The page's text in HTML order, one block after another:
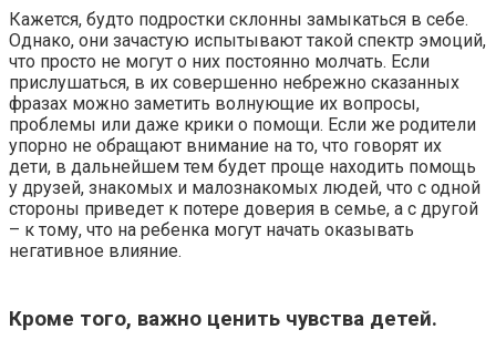
Кажется, будто подростки склонны замыкаться в себе.
Однако, они зачастую испытывают такой спектр эмоций,
что просто не могут о них постоянно молчать. Если
прислушаться, в их совершенно небрежно сказанных
фразах можно заметить волнующие их вопросы,
проблемы или даже крики о помощи. Если же родители
упорно не обращают внимание на то, что говорят их
дети, в дальнейшем тем будет проще находить помощь
у друзей, знакомых и малознакомых людей, что с одной
стороны приведет к потере доверия в семье, а с другой
– к тому, что на ребенка могут начать оказывать
негативное влияние.
Кроме того, важно ценить чувства детей.